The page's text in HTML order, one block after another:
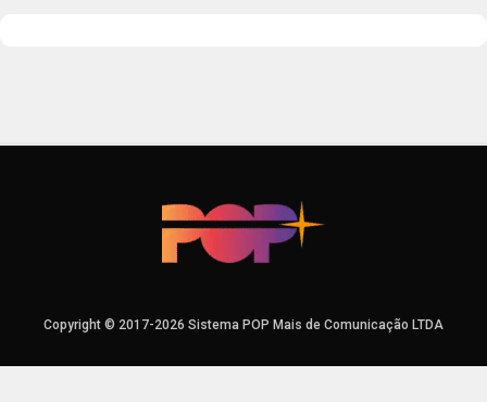
Copyright © 2017-2026 Sistema POP Mais de Comunicação LTDA